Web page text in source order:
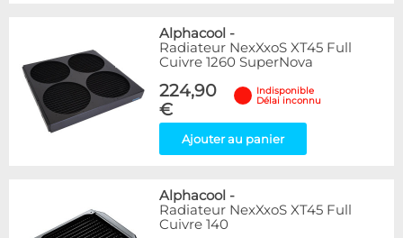
Alphacool -
Radiateur NexXxoS XT45 Full
Cuivre 1260 SuperNova
224,90
€
Indisponible
Délai inconnu
Ajouter au panier
Alphacool -
Radiateur NexXxoS XT45 Full
Cuivre 140